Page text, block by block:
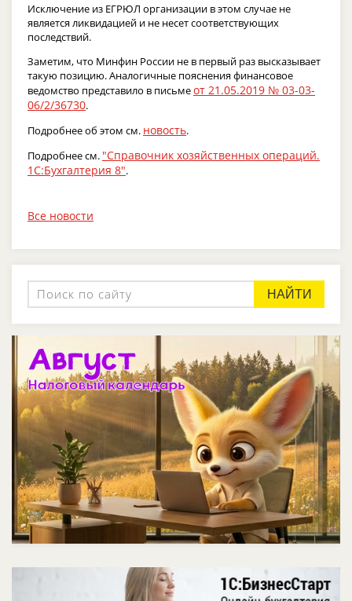
Исключение из ЕГРЮЛ организации в этом случае не
является ликвидацией и не несет соответствующих
последствий.
Заметим, что Минфин России не в первый раз высказывает
такую позицию. Аналогичные пояснения финансовое
ведомство представило в письмеот 21.05.2019 № 03-03-
06/2/36730.
Подробнее об этом см. новость.
Подробнее см. "Справочник хозяйственных операций.
1С:Бухгалтерия 8".
Все новости
НАЙТИ